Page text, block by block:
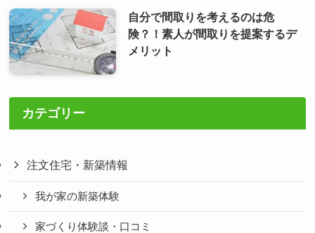
自分で間取りを考えるのは危
険？！素人が間取りを提案するデ
メリット
カテゴリー
注文住宅・新築情報
我が家の新築体験
家づくり体験談・口コミ